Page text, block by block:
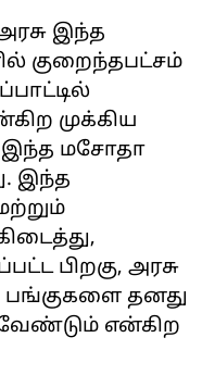
இந்த
குறைந்தபட்சம்
முக்கிய
இந்த மசோதா
இந்த
பிறகு, அரசு
பங்குகளை தனது
என்கிற